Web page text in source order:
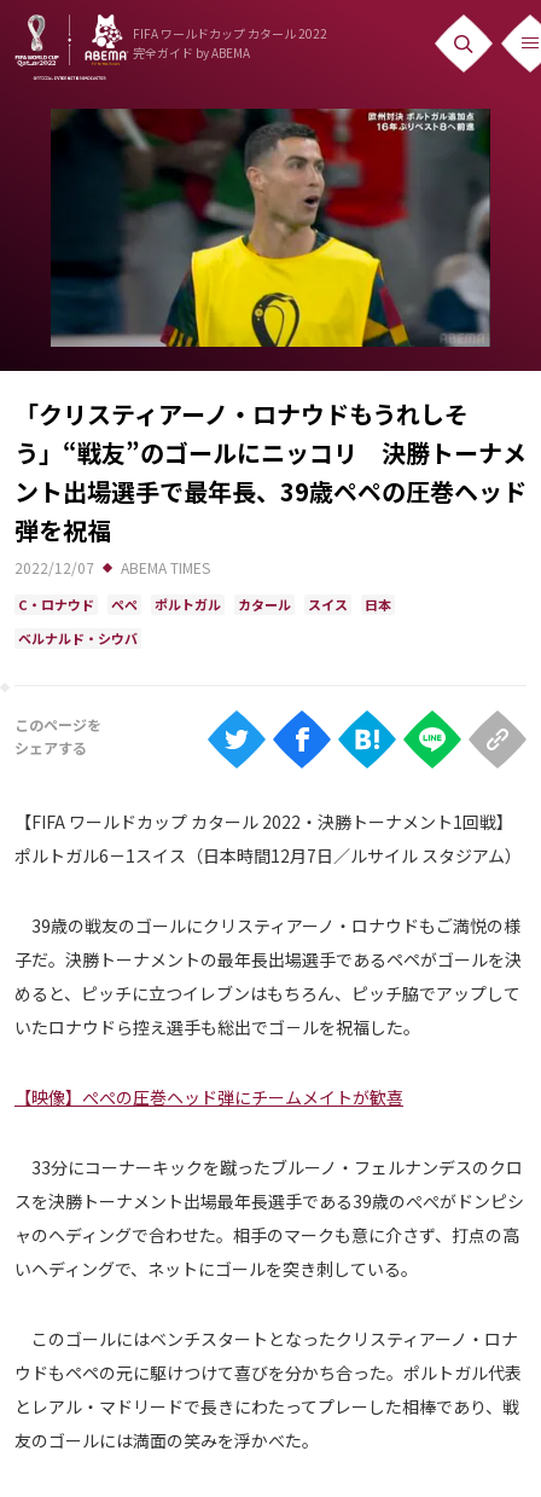
FIFA ワールドカップ カタール 2022
完全ガイド by ABEMA
ニュース
日本代表
Team Japan
日程・結果
Schedule
ランキング
Ranking
大会について
About
視聴方法
ABEMAの視聴について
Android
Web
TV
メディアアライアンス
「クリスティアーノ・ロナウドもうれしそ
う」“戦友”のゴールにニッコリ 決勝トーナメ
ント出場選手で最年長、39歳ペペの圧巻ヘッド
弾を祝福
2022/12/07 ABEMA TIMES
C・ロナウド ペペ ポルトガル カタール スイス
日本
ベルナルド・シウバ
【FIFA ワールドカップ カタール 2022・決勝トーナメント1回戦】
ポルトガル6－1スイス（日本時間12月7日／ルサイル スタジアム）
39歳の戦友のゴールにクリスティアーノ・ロナウドもご満悦の様
子だ。決勝トーナメントの最年長出場選手であるペペがゴールを決
めると、ピッチに立つイレブンはもちろん、ピッチ脇でアップして
いたロナウドら控え選手も総出でゴ－ルを祝福した。
【映像】ぺぺの圧巻ヘッド弾にチームメイトが歓喜
33分にコーナーキックを蹴ったブルーノ・フェルナンデスのクロ
スを決勝トーナメント出場最年長選手である39歳のぺぺがドンピシ
ャのヘディングで合わせた。相手のマークも意に介さず、打点の高
いヘディングで、ネットにゴールを突き刺している。
このゴールにはベンチスタートとなったクリスティアーノ・ロナ
ウドもペペの元に駆けつけて喜びを分かち合った。ポルトガル代表
とレアル・マドリードで長きにわたってプレーした相棒であり、戦
友のゴールには満面の笑みを浮かべた。